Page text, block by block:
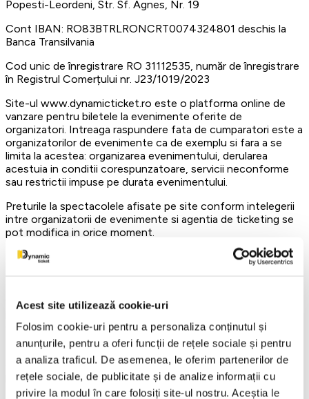
Acest site utilizează cookie-uri
Folosim cookie-uri pentru a personaliza conținutul și
anunțurile, pentru a oferi funcții de rețele sociale și pentru
a analiza traficul. De asemenea, le oferim partenerilor de
rețele sociale, de publicitate și de analize informații cu
privire la modul în care folosiți site-ul nostru. Aceștia le
Popesti-Leordeni, Str. Sf. Agnes, Nr. 19
Cont IBAN: RO83BTRLRONCRT0074324801 deschis la
Banca Transilvania
Cod unic de înregistrare RO 31112535, număr de înregistrare
în Registrul Comerțului nr. J23/1019/2023
Site-ul www.dynamicticket.ro este o platforma online de
vanzare pentru biletele la evenimente oferite de
organizatori. Intreaga raspundere fata de cumparatori este a
organizatorilor de evenimente ca de exemplu si fara a se
limita la acestea: organizarea evenimentului, derularea
acestuia in conditii corespunzatoare, servicii neconforme
sau restrictii impuse pe durata evenimentului.
Preturile la spectacolele afisate pe site conform intelegerii
intre organizatorii de evenimente si agentia de ticketing se
pot modifica in orice moment.
Functionalitati
(eTicket) si astfel impreuna vom proteja mediul inconjurator
prin eliminarea risipei de hartie, noxe rezultate din procesul
de livrare sau utilizarea de resurse suplimentare.
Prin achizitionarea biletului cumparatorul se obliga sa
accepte si sa respecte regulamentul oficial al evenimentului,
precum si urmatoarele prevederi: